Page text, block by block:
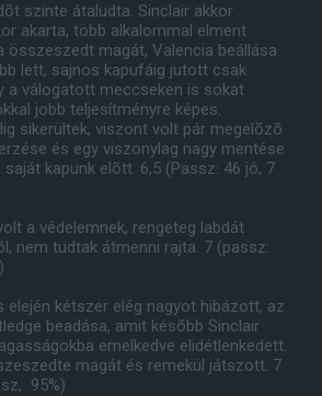
szinte átaludta. Sinclair akkor
akarta, több alkalommal elment
összeszedt magát, Valencia beállása
lett, sajnos kapufáig jutott csak.
a válogatott meccseken is sokat
jobb teljesítményre képes.
sikerültek, viszont volt pár megelõzõ
és egy viszonylag nagy mentése
kapunk elõtt. 6,5 (Passz: 46 jó, 7
a védelemnek, rengeteg labdát
nem tudtak átmenni rajta. 7 (passz:
elején kétszer elég nagyot hibázott, az
beadása, amit késõbb Sinclair
emelkedve elidétlenkedett.
magát és remekül játszott. 7
95%)